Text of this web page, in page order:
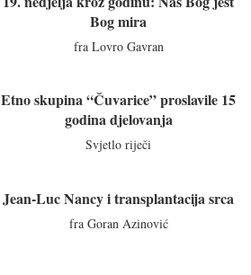
Bog mira
fra Lovro Gavran
Etno skupina “Čuvarice” proslavile 15
godina djelovanja
Svjetlo riječi
Jean-Luc Nancy i transplantacija srca
fra Goran Azinović